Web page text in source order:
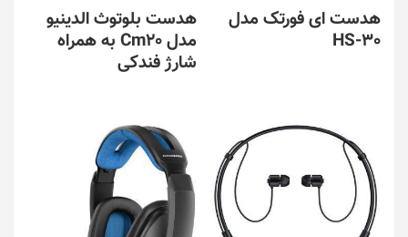
هدست ای فورتک مدل
HS-30
هدست بلوتوث الدینیو
مدل Cm20 به همراه
شارژ فندکی